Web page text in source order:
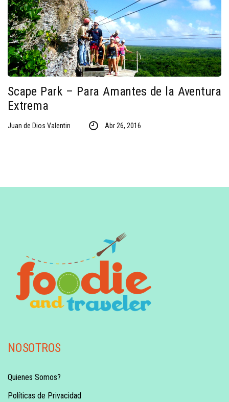
Scape Park – Para Amantes de la Aventura
Extrema
Juan de Dios Valentin Abr 26, 2016
NOSOTROS
Quienes Somos?
Políticas de Privacidad